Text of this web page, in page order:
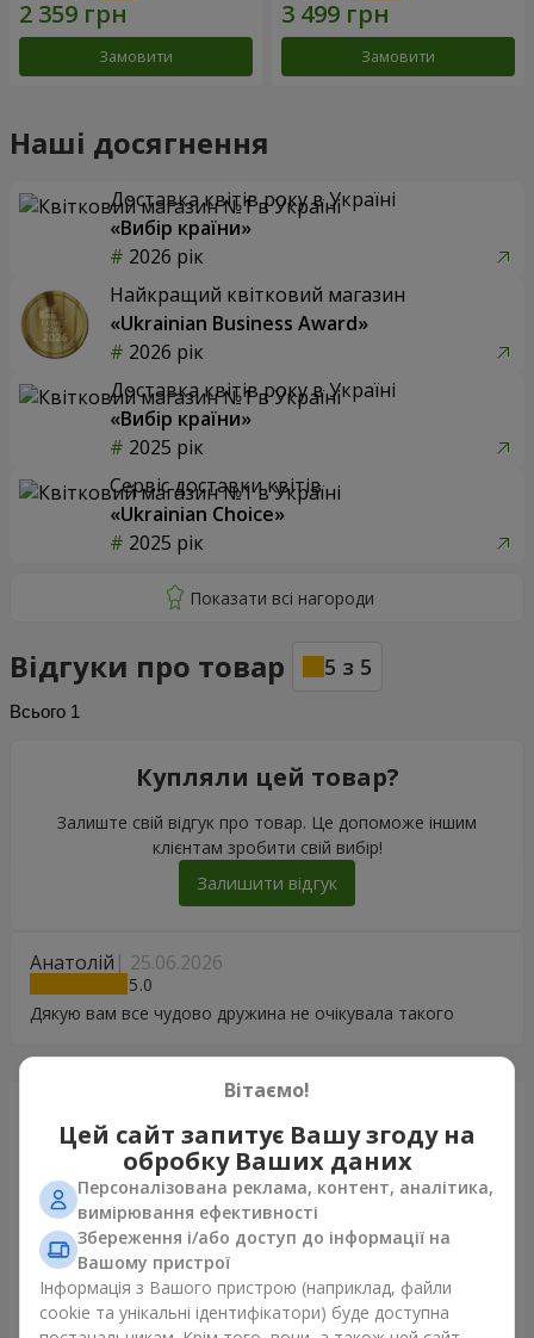
Замовити Замовити
Наші досягнення
Доставка квітів року в Україні
«Вибір країни»
2026 рік
Найкращий квітковий магазин
«Ukrainian Business Award»
2026 рік
Доставка квітів року в Україні
«Вибір країни»
2025 рік
Сервіс доставки квітів
«Ukrainian Choice»
2025 рік
Відгуки про товар 5 з 5
Всього 1
Анатолій 25.06.2026
5
Дякую вам все чудово дружина не очікувала такого
Купляли цей товар?
Залиште свій відгук про товар. Це допоможе іншим
клієнтам зробити свій вибір!
Залишити відгук
Щойно доставили
Вітаємо!
Цей сайт запитує Вашу згоду на
обробку Ваших даних
Персоналізована реклама, контент, аналітика,
вимірювання ефективності
Збереження і/або доступ до інформації на
Вашому пристрої
Інформація з Вашого пристрою (наприклад, файли
cookie та унікальні ідентифікатори) буде доступна